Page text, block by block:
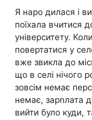
Я наро дилася і
поїхала вчитися
університету.
повертатися у
вже звикла до
що в селі нічого
зовсім немає
немає, зарnлата
вийти було куди,